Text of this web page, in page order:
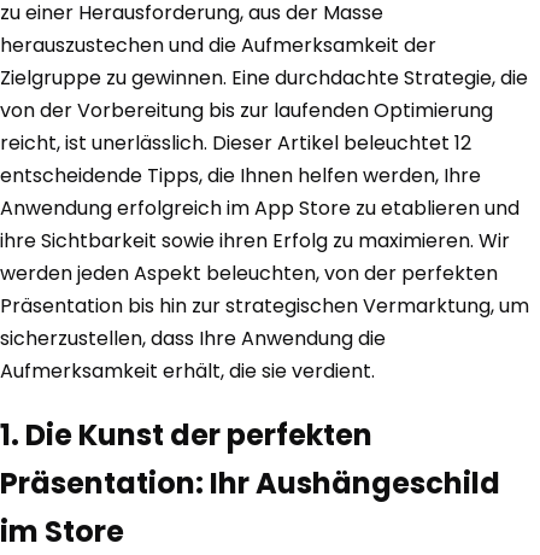
zu einer Herausforderung, aus der Masse
herauszustechen und die Aufmerksamkeit der
Zielgruppe zu gewinnen. Eine durchdachte Strategie, die
von der Vorbereitung bis zur laufenden Optimierung
reicht, ist unerlässlich. Dieser Artikel beleuchtet 12
entscheidende Tipps, die Ihnen helfen werden, Ihre
Anwendung erfolgreich im App Store zu etablieren und
ihre Sichtbarkeit sowie ihren Erfolg zu maximieren. Wir
werden jeden Aspekt beleuchten, von der perfekten
Präsentation bis hin zur strategischen Vermarktung, um
sicherzustellen, dass Ihre Anwendung die
Aufmerksamkeit erhält, die sie verdient.
1. Die Kunst der perfekten
Präsentation: Ihr Aushängeschild
im Store